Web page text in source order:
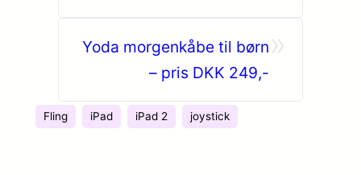
Yoda morgenkåbe til børn
– pris DKK 249,-
Fling iPad iPad 2 joystick